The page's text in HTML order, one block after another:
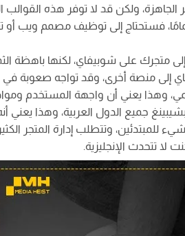
ولكن قد لا توفر هذه القوالب
فستحتاج إلى توظيف مصمم ويب أو
متجرك على شوبيفاي، لكنها باهظة
منصة أخرى، وقد تواجه صعوبة في
وهذا يعني أن واجهة المستخدم
جميع الدول العربية، وهذا يعني
وتتطلب إدارة المتجر
لا تتحدث الإنجليزية.